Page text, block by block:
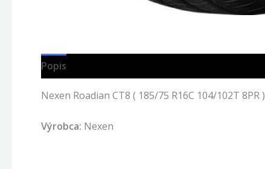
Popis
Nexen Roadian CT8 ( 185/75 R16C 104/102T 8PR )
Výrobca: Nexen